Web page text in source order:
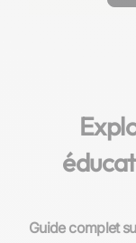
vos objectifs,
Guide complet